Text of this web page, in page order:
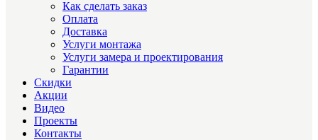
Как сделать заказ
Оплата
Доставка
Услуги монтажа
Услуги замера и проектирования
Гарантии
Скидки
Акции
Видео
Проекты
Контакты